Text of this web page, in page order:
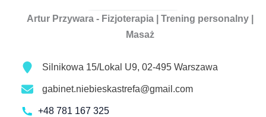
Artur Przywara - Fizjoterapia | Trening personalny |
Masaż
Silnikowa 15/Lokal U9, 02-495 Warszawa
gabinet.niebieskastrefa@gmail.com
+48 781 167 325